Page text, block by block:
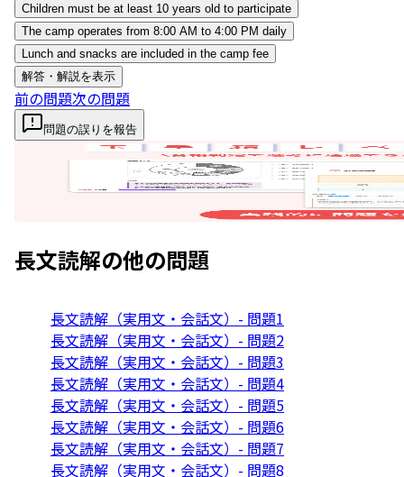
Children must be at least 10 years old to participate
The camp operates from 8:00 AM to 4:00 PM daily
Lunch and snacks are included in the camp fee
解答・解説を表示
前の問題次の問題
問題の誤りを報告
長文読解の他の問題
長文読解（実用文・会話文）- 問題1
長文読解（実用文・会話文）- 問題2
長文読解（実用文・会話文）- 問題3
長文読解（実用文・会話文）- 問題4
長文読解（実用文・会話文）- 問題5
長文読解（実用文・会話文）- 問題6
長文読解（実用文・会話文）- 問題7
長文読解（実用文・会話文）- 問題8